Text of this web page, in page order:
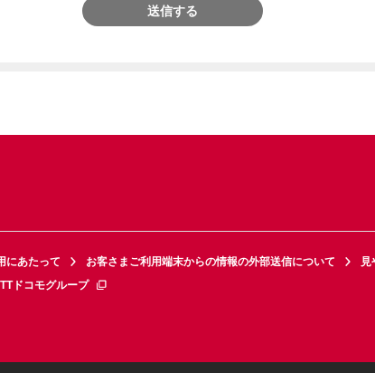
送信する
にあたって お客さまご利用端末からの情報の外部送信について
見
ドコモグループ